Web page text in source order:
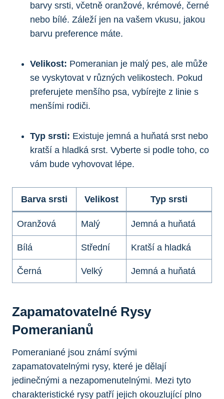
barvy srsti, včetně oranžové, krémové, černé
nebo bílé. Záleží jen na‍ vašem vkusu, jakou
barvu preference ⁢máte.
Velikost: Pomeranian je malý pes, ale⁣ může
se‌ vyskytovat v různých velikostech. Pokud‍
preferujete menšího​ psa, vybírejte z linie ‌s
menšími rodiči.
Typ srsti: Existuje jemná a huňatá srst nebo
kratší⁤ a hladká srst. Vyberte si podle toho,‌ co
⁢vám bude vyhovovat lépe.
Barva srsti Velikost Typ srsti
Oranžová Malý Jemná ​a huňatá
Bílá Střední Kratší a hladká
Černá Velký Jemná a huňatá
Zapamatovatelné Rysy
Pomeranianů
Pomeraniané jsou známí⁤ svými
zapamatovatelnými rysy, které je dělají
jedinečnými a nezapomenutelnými. ⁤Mezi tyto
charakteristické rysy⁢ patří jejich okouzlující plno